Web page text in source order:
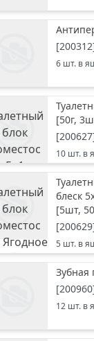
[200312
6 шт. в
[50г,
[200627
10 шт. в
блеск
[5шт,
[200629
5 шт. в
Зубная
[200960
12 шт. в